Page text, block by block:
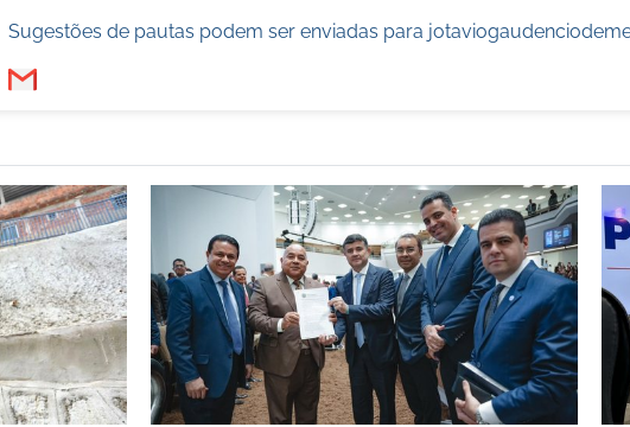
Sugestões de pautas podem ser enviadas para